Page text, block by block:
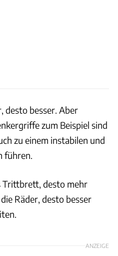
desto besser. Aber
zum Beispiel sind
zu einem instabilen und
führen.
Trittbrett, desto mehr
Räder, desto besser
ANZEIGE